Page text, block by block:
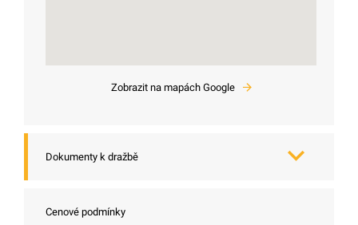
Zobrazit na mapách Google
Dokumenty k dražbě
Cenové podmínky